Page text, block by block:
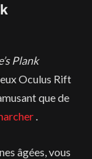
Plank
Oculus Rift
que de
.
âgées, vous